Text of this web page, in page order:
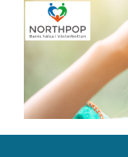
content